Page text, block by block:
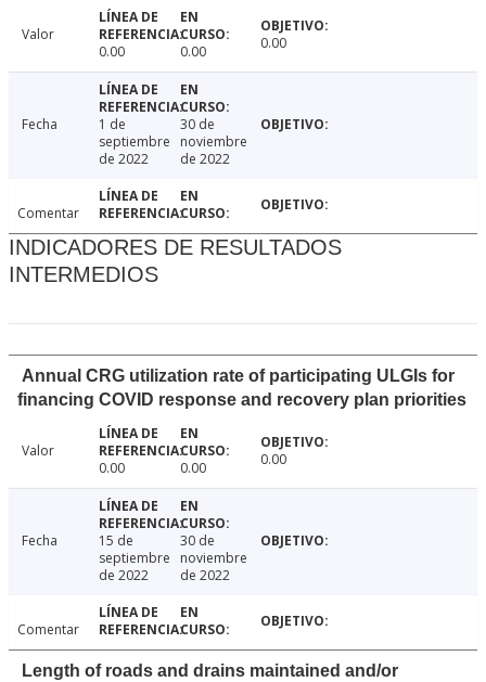
Valor
0.00
0.00 0.00
Fecha
1 de
septiembre
de 2022
30 de
noviembre
de 2022
Comentar
INDICADORES DE RESULTADOS
INTERMEDIOS
Annual CRG utilization rate of participating ULGIs for
financing COVID response and recovery plan priorities
Valor
0.00
0.00 0.00
Fecha
15 de
septiembre
de 2022
30 de
noviembre
de 2022
Comentar
Length of roads and drains maintained and/or